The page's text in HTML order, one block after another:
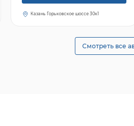
Казань Горьковское шоссе 30к1
Смотреть все